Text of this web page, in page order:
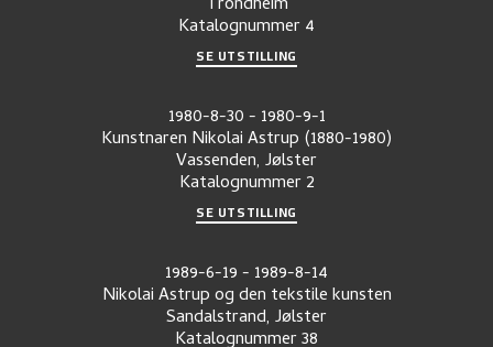
Trondheim
Katalognummer4
SE UTSTILLING
1980-8-30- 1980-9-1
Kunstnaren Nikolai Astrup (1880-1980)
Vassenden, Jølster
Katalognummer 2
SE UTSTILLING
1989-6-19- 1989-8-14
Nikolai Astrup og den tekstile kunsten
Sandalstrand, Jølster
Katalognummer38